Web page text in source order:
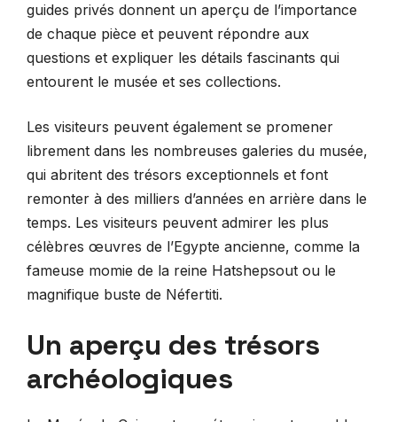
guides privés donnent un aperçu de l’importance
de chaque pièce et peuvent répondre aux
questions et expliquer les détails fascinants qui
entourent le musée et ses collections.
Les visiteurs peuvent également se promener
librement dans les nombreuses galeries du musée,
qui abritent des trésors exceptionnels et font
remonter à des milliers d’années en arrière dans le
temps. Les visiteurs peuvent admirer les plus
célèbres œuvres de l’Egypte ancienne, comme la
fameuse momie de la reine Hatshepsout ou le
magnifique buste de Néfertiti.
Un aperçu des trésors
archéologiques